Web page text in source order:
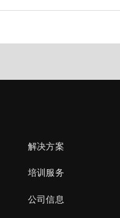
解决方案
培训服务
公司信息